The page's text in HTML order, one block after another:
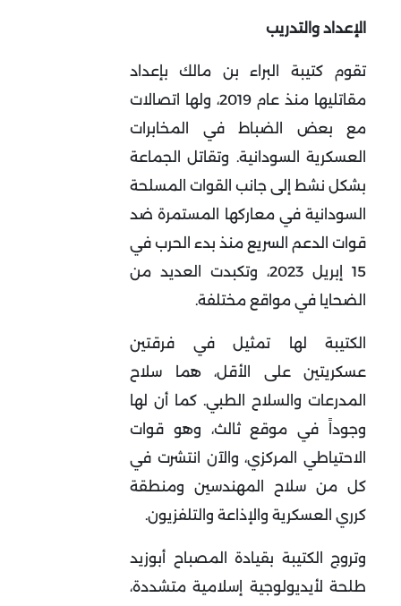
الإعداد والتدريب
تقوم كتيبة البراء بن مالك بإعداد
مقاتليها منذ عام 2019، ولها اتصالات
مع بعض الضباط في المخابرات
العسكرية السودانية. وتقاتل الجماعة
بشكل نشط إلى جانب القوات المسلحة
السودانية في معاركها المستمرة ضد
قوات الدعم السريع منذ بدء الحرب في
15 إبريل 2023، وتكبدت العديد من
الضحايا في مواقع مختلفة.
الكتيبة لها تمثيل في فرقتين
عسكريتين على الأقل، هما سلاح
المدرعات والسلاح الطبي. كما أن لها
وجوداً في موقع ثالث، وهو قوات
الاحتياطي المركزي، والآن انتشرت في
كل من سلاح المهندسين ومنطقة
كرري العسكرية والإذاعة والتلفزيون.
وتروج الكتيبة بقيادة المصباح أبوزيد
طلحة لأيديولوجية إسلامية متشددة،